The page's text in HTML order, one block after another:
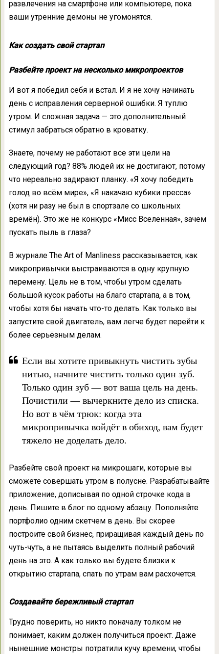
развлечения на смартфоне или компьютере, пока
ваши утренние демоны не угомонятся.
Как создать свой стартап
Разбейте проект на несколько микропроектов
И вот я победил себя и встал. И я не хочу начинать
день с исправления серверной ошибки. Я туплю
утром. И сложная задача — это дополнительный
стимул забраться обратно в кроватку.
Знаете, почему не работают все эти цели на
следующий год? 88% людей их не достигают, потому
что нереально задирают планку. «Я хочу победить
голод во всём мире», «Я накачаю кубики пресса»
(хотя ни разу не был в спортзале со школьных
времён). Это же не конкурс «Мисс Вселенная», зачем
пускать пыль в глаза?
В журнале The Art of Manliness рассказывается, как
микропривычки выстраиваются в одну крупную
перемену. Цель не в том, чтобы утром сделать
большой кусок работы на благо стартапа, а в том,
чтобы хотя бы начать что-то делать. Как только вы
запустите свой двигатель, вам легче будет перейти к
более серьёзным делам.
Если вы хотите привыкнуть чистить зубы
нитью, начните чистить только один зуб.
Только один зуб — вот ваша цель на день.
Почистили — вычеркните дело из списка.
Но вот в чём трюк: когда эта
микропривычка войдёт в обиход, вам будет
тяжело не доделать дело.
Разбейте свой проект на микрошаги, которые вы
сможете совершать утром в полусне. Разрабатывайте
приложение, дописывая по одной строчке кода в
день. Пишите в блог по одному абзацу. Пополняйте
портфолио одним скетчем в день. Вы скорее
построите свой бизнес, приращивая каждый день по
чуть-чуть, а не пытаясь выделить полный рабочий
день на это. А как только вы будете близки к
открытию стартапа, спать по утрам вам расхочется.
Создавайте бережливый стартап
Трудно поверить, но никто поначалу толком не
понимает, каким должен получиться проект. Даже
нынешние монстры потратили кучу времени, чтобы